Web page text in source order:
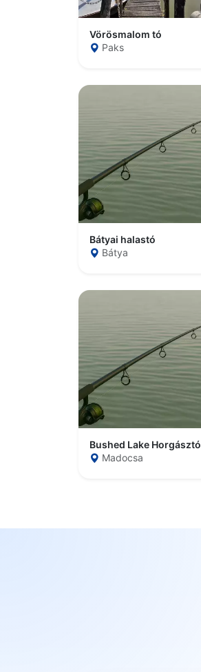
Vörösmalom tó
Paks
Bátyai halastó
Bátya
Bushed Lake Horgásztó
Madocsa